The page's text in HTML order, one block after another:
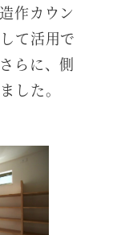
作カウン
て活用で
らに、側
した。